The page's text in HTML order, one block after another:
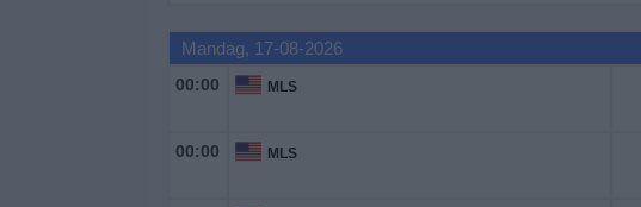
Mandag, 17-08-2026
00:00 MLS
00:00 MLS